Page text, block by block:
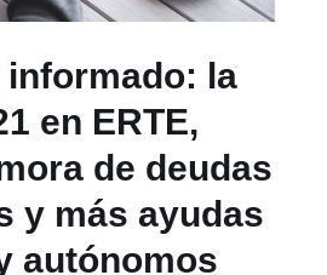
informado: la
en ERTE,
de deudas
y más ayudas
autónomos